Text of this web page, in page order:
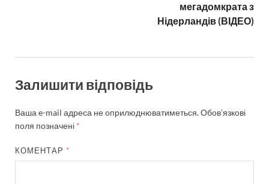
мегадомкрата з
Нідерландів (ВІДЕО)
Залишити відповідь
Ваша e-mail адреса не оприлюднюватиметься.Обов’язкові
поля позначені *
КОМЕНТАР *